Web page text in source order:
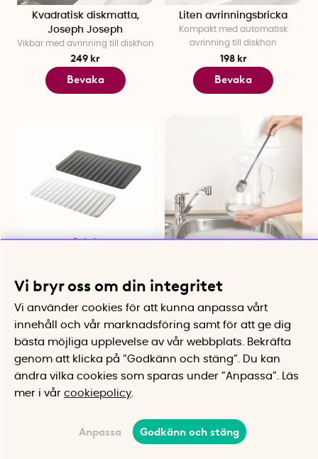
Kvadratisk diskmatta,
Joseph Joseph
Vikbar med avrinning till diskhon
249 kr
Bevaka
Liten avrinningsbricka
Kompakt med automatisk
avrinning till diskhon
198 kr
Bevaka
Leder vattnet direkt ner i diskhon
299 kr
Köp
Extra långt skaft för djupa kärl
125 kr
Bevaka
Vi bryr oss om din integritet
Vi använder cookies för att kunna anpassa vårt
innehåll och vår marknadsföring samt för att ge dig
bästa möjliga upplevelse av vår webbplats.
Bekräfta
genom att klicka på “Godkänn och stäng”. Du kan
ändra vilka cookies som sparas under ”Anpassa”.
Läs
mer i vår cookiepolicy
Anpassa Godkänn och stäng